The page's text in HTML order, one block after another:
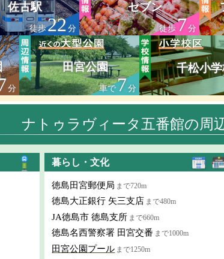
佐古駅
徒歩22分
セブン
徒歩7分
分
田宮公園
車で7分
千松小
ナトゥラヴィータ五番館の周
暮らし・文化
徳島田宮郵便局 まで720m
徳島大正銀行 矢三支店 まで480m
JA徳島市 徳島支所 まで660m
徳島名西警察署 田宮交番 まで1000m
田宮公園プール まで1250m